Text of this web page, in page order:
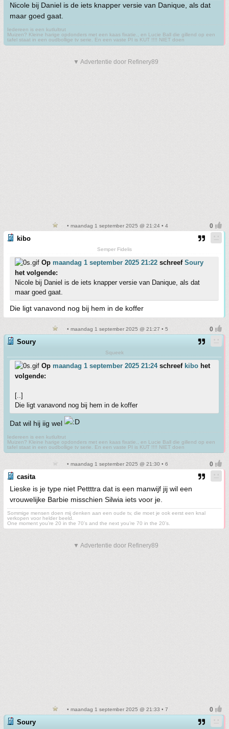
Nicole bij Daniel is de iets knapper versie van Danique, als dat
maar goed gaat.
Iedereen is een kutlultrut
Muizen? Kleine harige opdonders met een kaas fixatie., en Lucie Ball die gillend op een
tafel staat in een oudbollige tv serie. En een vaste PI is KUT !!!! NIET doen
▼ Advertentie door Refinery89
• maandag 1 september 2025 @ 21:24 • 4
kibo
Semper Fidelis
Op maandag 1 september 2025 21:22 schreef Soury
het volgende:
Nicole bij Daniel is de iets knapper versie van Danique, als dat
maar goed gaat.
Die ligt vanavond nog bij hem in de koffer
• maandag 1 september 2025 @ 21:27 • 5
Soury
Squeek
Op maandag 1 september 2025 21:24schreef kibo het
volgende:
[..]
Die ligt vanavond nog bij hem in de koffer
Dat wil hij iig wel
Iedereen is een kutlultrut
Muizen? Kleine harige opdonders met een kaas fixatie., en Lucie Ball die gillend op een
tafel staat in een oudbollige tv serie. En een vaste PI is KUT !!!! NIET doen
• maandag 1 september 2025 @ 21:30 • 6
casita
Lieske is je type niet Pettttra dat is een manwijf jij wil een
vrouwelijke Barbie misschien Silwia iets voor je.
Sommige mensen doen mij denken aan een oude tv, die moet je ook eerst een knal
verkopen voor helder beeld.
One moment you’re 20 in the 70’s and the next you’re 70 in the 20’s.
▼ Advertentie door Refinery89
• maandag 1 september 2025 @ 21:33 • 7
Soury